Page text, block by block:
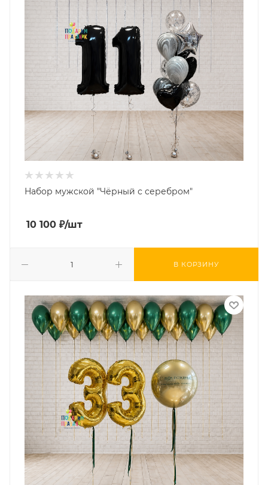
Набор мужской "Чёрный с серебром"
10 100 ₽/шт
В КОРЗИНУ